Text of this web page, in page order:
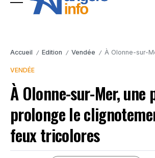
Accueil / Edition / Vendée / À Olonne-sur-Mer, une panne
VENDÉE
À Olonne-sur-Mer, une
prolonge le
feux tricolores